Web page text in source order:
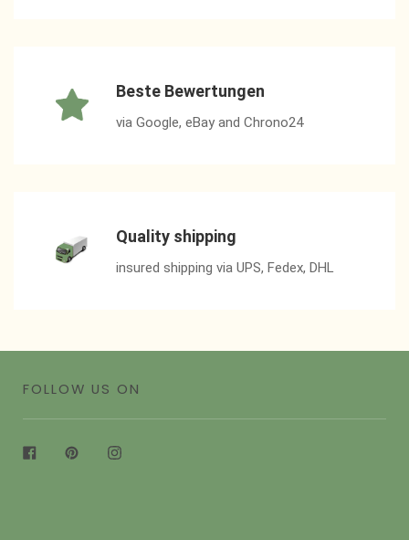
Beste Bewertungen
via Google, eBay and Chrono24
Quality shipping
insured shipping via UPS, Fedex, DHL
FOLLOW US ON
Facebook
PinterestInstagram